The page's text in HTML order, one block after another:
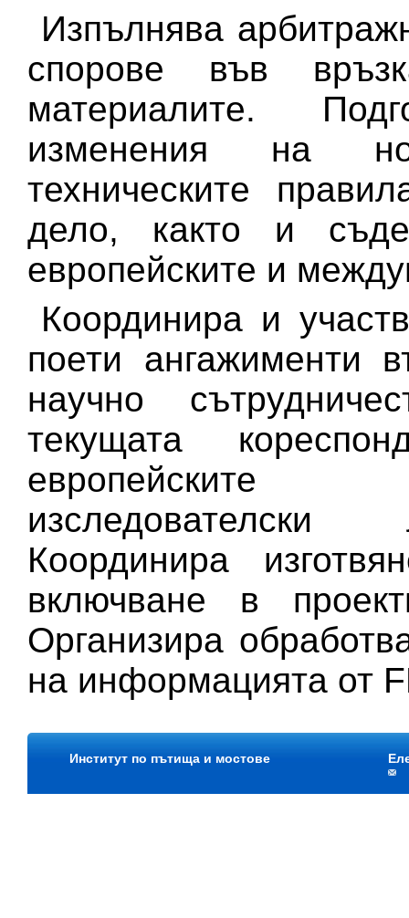
Изпълнява
спорове във
материалите.
изменения на
техническите
дело, както и
европейските и
Координира и
поети ангажименти
научно
текущата
европейските
изследователски
Координира
включване в
Организира
на информацията от
Институт по пътища и мостове